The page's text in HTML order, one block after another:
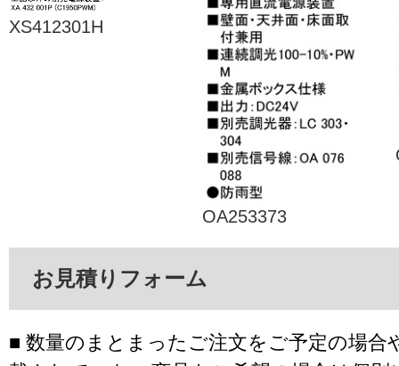
XS412301H
OA253373
お見積りフォーム
■ 数量のまとまったご注文をご予定の場合